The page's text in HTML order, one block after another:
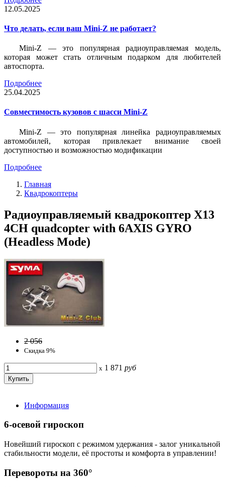
12.05.2025
Что делать, если ваш Mini-Z не работает?
Mini-Z — это популярная радиоуправляемая модель,
которая может стать отличным подарком для любителей
автоспорта.
Подробнее
25.04.2025
Совместимость кузовов с шасси Mini-Z
Mini-Z — это популярная линейка радиоуправляемых
автомобилей, которая привлекает внимание своей
доступностью и возможностью модификации
Подробнее
Главная
Квадрокоптеры
Радиоуправляемый квадрокоптер X13
4CH quadcopter with 6AXIS GYRO
(Headless Mode)
2 056
Скидка 9%
x 1 871 руб
Информация
6-осевой гироскоп
Новейший гироскоп с режимом удержания - залог уникальной
стабильности модели, её простоты и комфорта в управлении!
Перевороты на 360°